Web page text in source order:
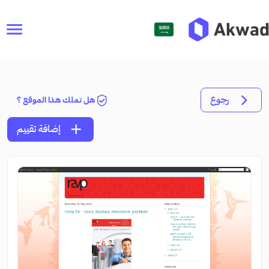
menu
رجوع هل تملك هذا الموقع ؟
add إضافة تقييم